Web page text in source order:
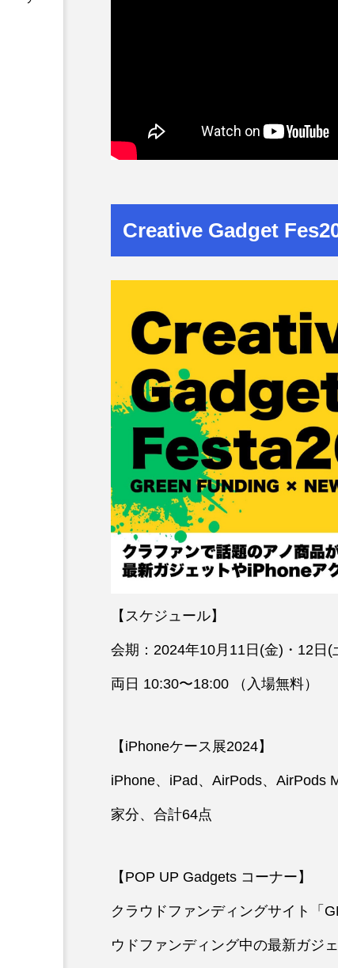
Creative Gadget
【スケジュール】
会期：2024年10月11日(金)・12日(
両日 10:30〜18:00 （入場無料）
【iPhoneケース展2024】
iPhone、iPad、AirPods、AirPods
家分、合計64点
【POP UP Gadgets コーナー】
クラウドファンディングサイト「
ウドファンディング中の最新ガジ